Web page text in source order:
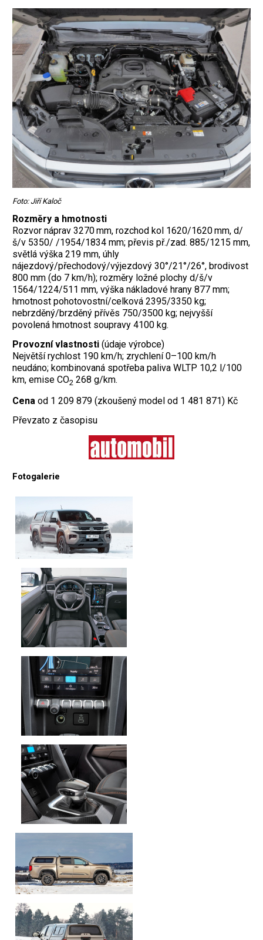
Foto: Jiří Kaloč
Rozměry a hmotnosti
Rozvor náprav 3270 mm, rozchod kol 1620/1620 mm, d/
š/v 5350/ /1954/1834 mm; převis př./zad. 885/1215 mm,
světlá výška 219 mm, úhly
nájezdový/přechodový/výjezdový 30°/21°/26°, brodivost
800 mm (do 7 km/h); rozměry ložné plochy d/š/v
1564/1224/511 mm, výška nákladové hrany 877 mm;
hmotnost pohotovostní/celková 2395/3350 kg;
nebrzděný/brzděný přívěs 750/3500 kg; nejvyšší
povolená hmotnost soupravy 4100 kg.
Provozní vlastnosti (údaje výrobce)
Největší rychlost 190 km/h; zrychlení 0–100 km/h
neudáno; kombinovaná spotřeba paliva WLTP 10,2 l/100
km, emise CO2 268 g/km.
Cena od 1 209 879 (zkoušený model od 1 481 871) Kč
Převzato z časopisu
Fotogalerie